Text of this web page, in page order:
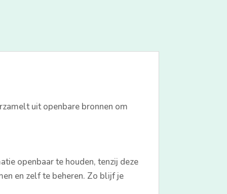
uit openbare bronnen om
openbaar te houden, tenzij deze
en zelf te beheren. Zo blijf je